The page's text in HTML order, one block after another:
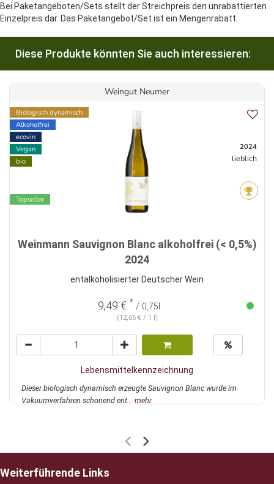
Bei Paketangeboten/Sets stellt der Streichpreis den unrabattierten
Einzelpreis dar. Das Paketangebot/Set ist ein Mengenrabatt.
Diese Produkte könnten Sie auch interessieren:
Weingut Neumer
Biologisch dynamisch
Alkoholfrei
ecovin
Vegan
bio
Topseller
2024
lieblich
Weinmann Sauvignon Blanc alkoholfrei (< 0,5%)
2024
entalkoholisierter Deutscher Wein
9,49 € * / 0,75l
(12,65 € / 1 l)
Lebensmittelkennzeichnung
Dieser biologisch dynamisch erzeugte Sauvignon Blanc wurde im
Vakuumverfahren schonend ent... mehr
Weiterführende Links